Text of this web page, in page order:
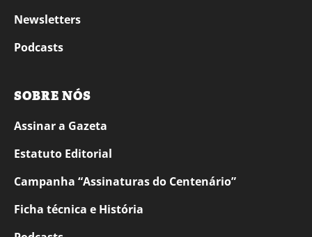
Newsletters
Podcasts
SOBRE NÓS
Assinar a Gazeta
Estatuto Editorial
Campanha “Assinaturas do Centenário”
Ficha técnica e História